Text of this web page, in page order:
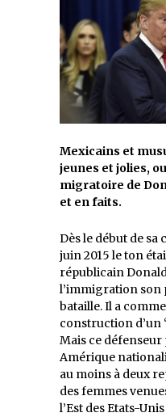
Mexicains et
jeunes et jolies,
migratoire de
et en faits.
Dès le début de
juin 2015 le ton
républicain
l’immigration son
bataille. Il a
construction d’un
Mais ce défenseur
Amérique
au moins à deux
des femmes
l’Est des Etats-